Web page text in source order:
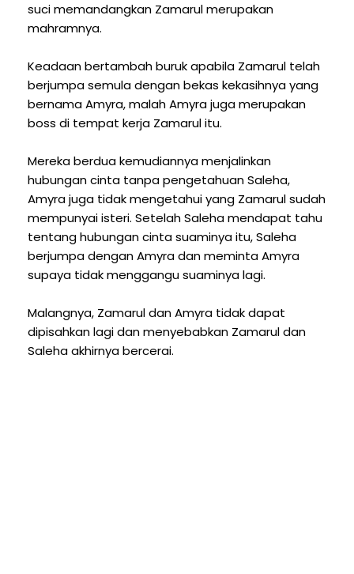
suci memandangkan Zamarul merupakan
mahramnya.
Keadaan bertambah buruk apabila Zamarul telah
berjumpa semula dengan bekas kekasihnya yang
bernama Amyra, malah Amyra juga merupakan
boss di tempat kerja Zamarul itu.
Mereka berdua kemudiannya menjalinkan
hubungan cinta tanpa pengetahuan Saleha,
Amyra juga tidak mengetahui yang Zamarul sudah
mempunyai isteri. Setelah Saleha mendapat tahu
tentang hubungan cinta suaminya itu, Saleha
berjumpa dengan Amyra dan meminta Amyra
supaya tidak menggangu suaminya lagi.
Malangnya, Zamarul dan Amyra tidak dapat
dipisahkan lagi dan menyebabkan Zamarul dan
Saleha akhirnya bercerai.